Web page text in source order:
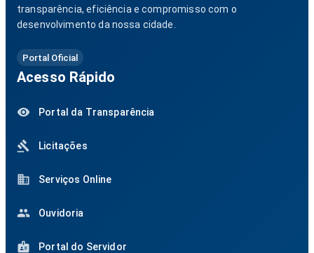
transparência, eficiência e compromisso com o
desenvolvimento da nossa cidade.
Portal Oficial
Acesso Rápido
Portal da Transparência
Licitações
Serviços Online
Ouvidoria
Portal do Servidor